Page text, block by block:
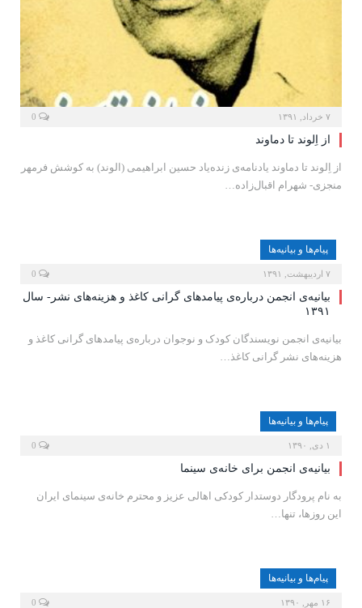
۷ خرداد, ۱۳۹۱
از اِلوند تا دماوند
از اِلوند تا دماوند یادنامه‌ی زنده‌یاد حسین ابراهیمی (الوند) به کوشش فرمهر
منجزی- شهرام اقبال‌زاده…
پیام‌ها و بیانیه‌ها
۷ اردیبهشت, ۱۳۹۱
بیانیه‌ی انجمن درباره‌ی پیامدهای گرانی کاغذ و هزینه‌های نشر- سال
۱۳۹۱
بیانیه‌ی انجمن نویسندگان کودک و نوجوان درباره‌ی پیامدهای گرانی کاغذ و
هزینه‌های نشر گرانی کاغذ…
پیام‌ها و بیانیه‌ها
۱ دی, ۱۳۹۰
بیانیه‌ى انجمن برای خانه‌ى سینما
به نام پرودگار دوستدار کودکی اهالی عزیز و محترم خانه‌ی سینمای ایران
این روزها، تنها…
پیام‌ها و بیانیه‌ها
۱۶ مهر, ۱۳۹۰